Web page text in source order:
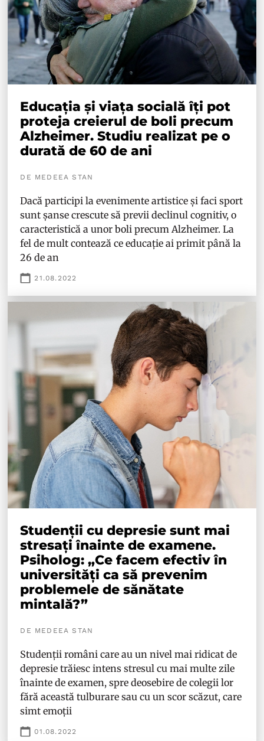
Educația și viața socială îți pot
proteja creierul de boli precum
Alzheimer. Studiu realizat pe o
durată de 60 de ani
DE MEDEEA STAN
Dacă participi la evenimente artistice și faci sport
sunt șanse crescute să previi declinul cognitiv, o
caracteristică a unor boli precum Alzheimer. La
fel de mult contează ce educație ai primit până la
26 de an
21.08.2022
Studenții cu depresie sunt mai
stresați înainte de examene.
Psiholog: „Ce facem efectiv în
universități ca să prevenim
problemele de sănătate
mintală?”
DE MEDEEA STAN
Studenții români care au un nivel mai ridicat de
depresie trăiesc intens stresul cu mai multe zile
înainte de examen, spre deosebire de colegii lor
fără această tulburare sau cu un scor scăzut, care
simt emoții
01.08.2022